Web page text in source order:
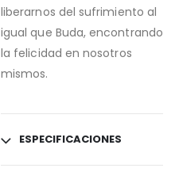
liberarnos del sufrimiento al
igual que Buda, encontrando
la felicidad en nosotros
mismos.
ESPECIFICACIONES